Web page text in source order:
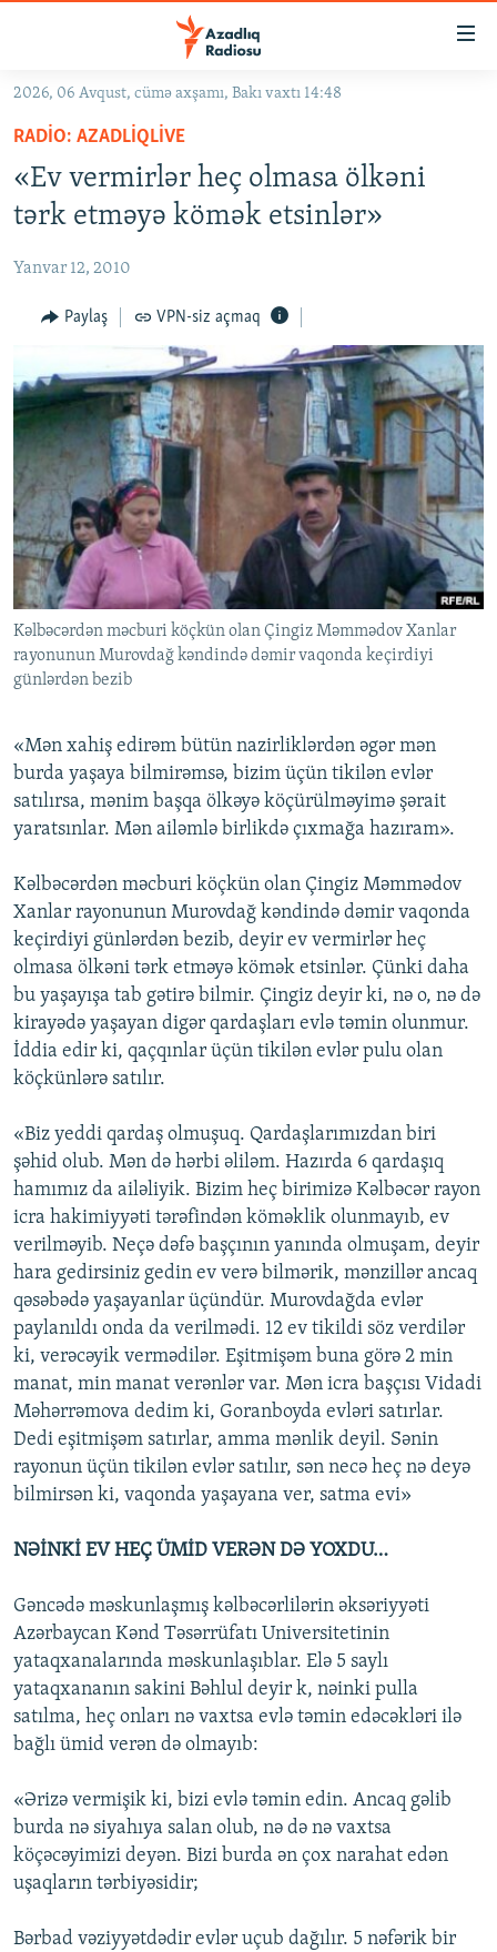
Əsas
qayıt
Əsas
naviqasiyaya
qayıt
GÜNDƏM
KORRUPSIOMETR
FƏRQƏ BAX
QANUNI DOĞRU
MULTIMEDIA
VIDEO
FOTOQALEREYA
İNFOQRAFIKA
KARIKATURA
RADIO ARXIV
OXU ZALI
AZƏRBAYCAN ƏDƏBIYYATI KITABXANASI
İSLAM VƏ DEMOKRATIYA
İZ - MƏDƏNIYYƏT PROQRAMI
HAQQIMIZDA
MISSIYAMIZ
PEŞƏ ETIKASI VƏ JURNALISTIKA STANDARTLARIMIZ
MATERIALLARIMIZDAN ISTIFADƏ
AZADLIQRADIOSU MOBIL TELEFONUNUZDA
BIZIMLƏ ƏLAQƏ
BIZI IZLƏ
RFE/RL-in bütün saytları
2026, 06 Avqust, cümə axşamı, Bakı vaxtı 14:48
RADIO: AZADLIQLIVE
«Ev vermirlər heç olmasa ölkəni
tərk etməyə kömək etsinlər»
Yanvar 12, 2010
Paylaş VPN-siz açmaq
Kəlbəcərdən məcburi köçkün olan Çingiz Məmmədov Xanlar
rayonunun Murovdağ kəndində dəmir vaqonda keçirdiyi
günlərdən bezib
«Mən xahiş edirəm bütün nazirliklərdən əgər mən
burda yaşaya bilmirəmsə, bizim üçün tikilən evlər
satılırsa, mənim başqa ölkəyə köçürülməyimə şərait
yaratsınlar. Mən ailəmlə birlikdə çıxmağa hazıram».
Kəlbəcərdən məcburi köçkün olan Çingiz Məmmədov
Xanlar rayonunun Murovdağ kəndində dəmir vaqonda
keçirdiyi günlərdən bezib, deyir ev vermirlər heç
olmasa ölkəni tərk etməyə kömək etsinlər. Çünki daha
bu yaşayışa tab gətirə bilmir. Çingiz deyir ki, nə o, nə də
kirayədə yaşayan digər qardaşları evlə təmin olunmur.
İddia edir ki, qaçqınlar üçün tikilən evlər pulu olan
köçkünlərə satılır.
«Biz yeddi qardaş olmuşuq. Qardaşlarımızdan biri
şəhid olub. Mən də hərbi əliləm. Hazırda 6 qardaşıq
hamımız da ailəliyik. Bizim heç birimizə Kəlbəcər rayon
icra hakimiyyəti tərəfindən köməklik olunmayıb, ev
verilməyib. Neçə dəfə başçının yanında olmuşam, deyir
hara gedirsiniz gedin ev verə bilmərik, mənzillər ancaq
qəsəbədə yaşayanlar üçündür. Murovdağda evlər
paylanıldı onda da verilmədi. 12 ev tikildi söz verdilər
ki, verəcəyik vermədilər. Eşitmişəm buna görə 2 min
manat, min manat verənlər var. Mən icra başçısı Vidadi
Məhərrəmova dedim ki, Goranboyda evləri satırlar.
Dedi eşitmişəm satırlar, amma mənlik deyil. Sənin
rayonun üçün tikilən evlər satılır, sən necə heç nə deyə
bilmirsən ki, vaqonda yaşayana ver, satma evi»
NƏİNKİ EV HEÇ ÜMİD VERƏN DƏ YOXDU…
Gəncədə məskunlaşmış kəlbəcərlilərin əksəriyyəti
Azərbaycan Kənd Təsərrüfatı Universitetinin
yataqxanalarında məskunlaşıblar. Elə 5 saylı
yataqxananın sakini Bəhlul deyir k, nəinki pulla
satılma, heç onları nə vaxtsa evlə təmin edəcəkləri ilə
bağlı ümid verən də olmayıb:
«Ərizə vermişik ki, bizi evlə təmin edin. Ancaq gəlib
burda nə siyahıya salan olub, nə də nə vaxtsa
köçəcəyimizi deyən. Bizi burda ən çox narahat edən
uşaqların tərbiyəsidir;
Bərbad vəziyyətdədir evlər uçub dağılır. 5 nəfərik bir